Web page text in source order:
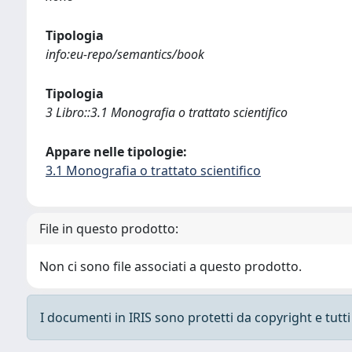
Tipologia
info:eu-repo/semantics/book
Tipologia
3 Libro::3.1 Monografia o trattato scientifico
Appare nelle tipologie:
3.1 Monografia o trattato scientifico
File in questo prodotto:
Non ci sono file associati a questo prodotto.
I documenti in IRIS sono protetti da copyright e